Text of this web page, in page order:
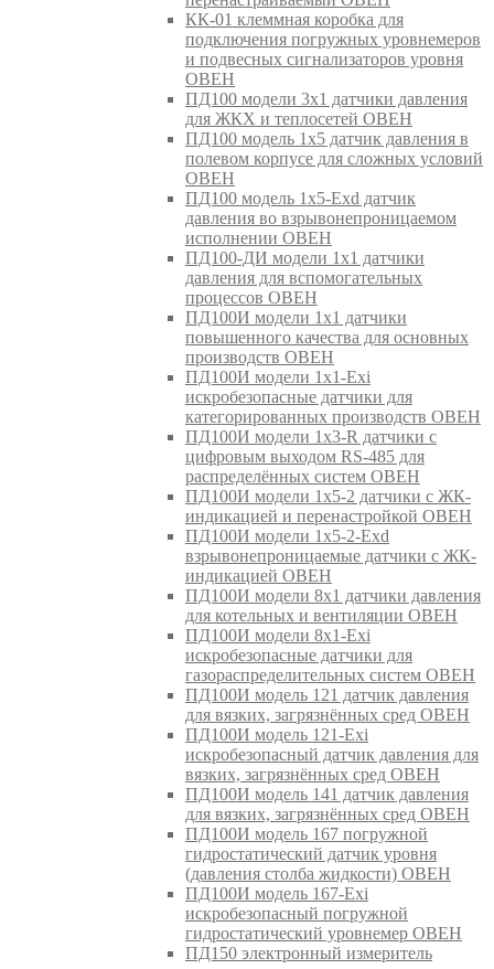
КК-01 клеммная коробка для
подключения погружных уровнемеров
и подвесных сигнализаторов уровня
ОВЕН
ПД100 модели 3х1 датчики давления
для ЖКХ и теплосетей ОВЕН
ПД100 модель 1х5 датчик давления в
полевом корпусе для сложных условий
ОВЕН
ПД100 модель 1х5-Exd датчик
давления во взрывонепроницаемом
исполнении ОВЕН
ПД100-ДИ модели 1х1 датчики
давления для вспомогательных
процессов ОВЕН
ПД100И модели 1х1 датчики
повышенного качества для основных
производств ОВЕН
ПД100И модели 1х1-Exi
искробезопасные датчики для
категорированных производств ОВЕН
ПД100И модели 1х3-R датчики с
цифровым выходом RS-485 для
распределённых систем ОВЕН
ПД100И модели 1х5-2 датчики с ЖК-
индикацией и перенастройкой ОВЕН
ПД100И модели 1х5-2-Exd
взрывонепроницаемые датчики с ЖК-
индикацией ОВЕН
ПД100И модели 8х1 датчики давления
для котельных и вентиляции ОВЕН
ПД100И модели 8х1-Exi
искробезопасные датчики для
газораспределительных систем ОВЕН
ПД100И модель 121 датчик давления
для вязких, загрязнённых сред ОВЕН
ПД100И модель 121-Exi
искробезопасный датчик давления для
вязких, загрязнённых сред ОВЕН
ПД100И модель 141 датчик давления
для вязких, загрязнённых сред ОВЕН
ПД100И модель 167 погружной
гидростатический датчик уровня
(давления столба жидкости) ОВЕН
ПД100И модель 167-Exi
искробезопасный погружной
гидростатический уровнемер ОВЕН
ПД150 электронный измеритель